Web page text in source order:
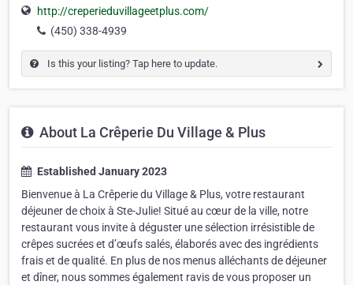
http://creperieduvillageetplus.com/
(450) 338-4939
Is this your listing? Tap here to update.
About La Crêperie Du Village & Plus
Established January 2023
Bienvenue à La Crêperie du Village & Plus, votre restaurant
déjeuner de choix à Ste-Julie! Situé au cœur de la ville, notre
restaurant vous invite à déguster une sélection irrésistible de
crêpes sucrées et d’œufs salés, élaborés avec des ingrédients
frais et de qualité. En plus de nos menus alléchants de déjeuner
et dîner, nous sommes également ravis de vous proposer un